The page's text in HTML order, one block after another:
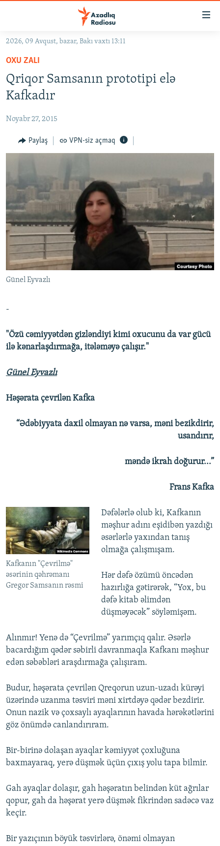
Əsas
qayıt
Əsas
naviqasiyaya
qayıt
Axtarışa
KORRUPSIOMETR
FƏRQƏ BAX
QANUNI DOĞRU
MULTIMEDIA
VIDEO
FOTOQALEREYA
KARIKATURA
RADIO ARXIV
OXU ZALI
AZƏRBAYCAN ƏDƏBIYYATI KITABXANASI
İSLAM VƏ DEMOKRATIYA
İZ - MƏDƏNIYYƏT PROQRAMI
HAQQIMIZDA
PEŞƏ ETIKASI VƏ JURNALISTIKA STANDARTLARIMIZ
MATERIALLARIMIZDAN ISTIFADƏ
AZADLIQRADIOSU MOBIL TELEFONUNUZDA
BIZI IZLƏ
RFE/RL-in bütün saytları
2026, 09 Avqust, bazar, Bakı vaxtı 13:11
OXU ZALI
Qriqor Samsanın prototipi elə
Kafkadır
Noyabr 27, 2015
Paylaş VPN-siz açmaq
Günel Eyvazlı
-
"Özü cəmiyyətdən gizləndiyi kimi oxucunu da var gücü
ilə kənarlaşdırmağa, itələməyə çalışır."
Günel Eyvazlı
Həşərata çevrilən Kafka
“Ədəbiyyata daxil olmayan nə varsa, məni bezikdirir,
usandırır,
məndə ikrah doğurur...”
Frans Kafka
Kafkanın "Çevrilmə"
əsərinin qəhrəmanı
Gregor Samsanın rəsmi
Dəfələrlə olub ki, Kafkanın
məşhur adını eşidibən yazdığı
əsərlərlə yaxından tanış
olmağa çalışmışam.
Hər dəfə özümü öncədən
hazırlığa gətirərək, “Yox, bu
dəfə kitab əlimdən
düşməyəcək” söyləmişəm.
Alınmır! Yenə də “Çevrilmə” yarımçıq qalır. Əsərlə
bacardığım qədər səbirli davranmaqla Kafkanı məşhur
edən səbəbləri araşdırmağa çalışıram.
Budur, həşərata çevrilən Qreqorun uzun-uzadı kürəyi
üzərində uzanma təsviri məni xirtdəyə qədər bezdirir.
Onun nazik və çoxsaylı ayaqlarının havada hərəkətlərini
göz önümdə canlandırıram.
Bir-birinə dolaşan ayaqlar kəmiyyət çoxluğuna
baxmayaraq, yerə düşmək üçün çıxış yolu tapa bilmir.
Gah ayaqlar dolaşır, gah həşəratın belindən küt ağrılar
qopur, gah da həşərat yerə düşmək fikrindən sadəcə vaz
keçir.
Bir yazıçının böyük təsvirlərə, önəmi olmayan